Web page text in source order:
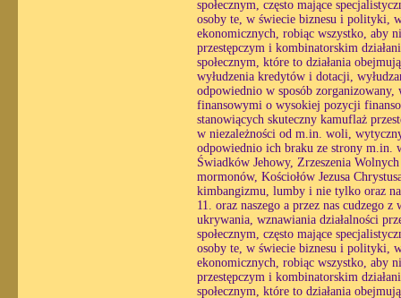
społecznym, często mające
osoby te, w świecie biznesu i polityki,
ekonomicznych, robiąc wszystko, aby
przestępczym i kombinatorskim
społecznym, które to działania
wyłudzenia kredytów i dotacji,
odpowiednio w sposób
finansowymi o wysokiej pozycji
stanowiących skuteczny kamuflaż
w niezależności od m.in. woli,
odpowiednio ich braku ze strony m.in.
Świadków Jehowy, Zrzeszenia
mormonów, Kościołów Jezusa
kimbangizmu, lumby i nie tylko oraz
11. oraz naszego a przez nas cudzego
ukrywania, wznawiania działalności
społecznym, często mające
osoby te, w świecie biznesu i polityki,
ekonomicznych, robiąc wszystko, aby
przestępczym i kombinatorskim
społecznym, które to działania